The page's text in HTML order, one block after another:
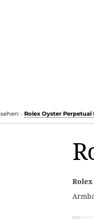
• Rolex Oyster Perpetual